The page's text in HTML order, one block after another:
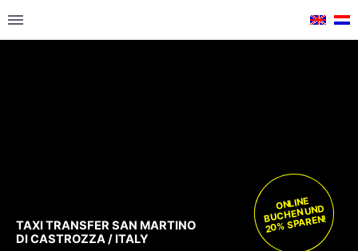
TAXI TRANSFER SAN MARTINO
DI CASTROZZA / ITALY
ONLINE
BUCHEN UND
20% SPAREN!